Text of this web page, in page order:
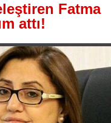
Fatma
attı!